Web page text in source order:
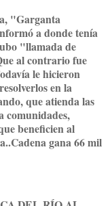
"Garganta
a donde tenía
"llamada de
al contrario fue
le hicieron
en la
que atienda las
comunidades,
beneficien al
gana 66 mil